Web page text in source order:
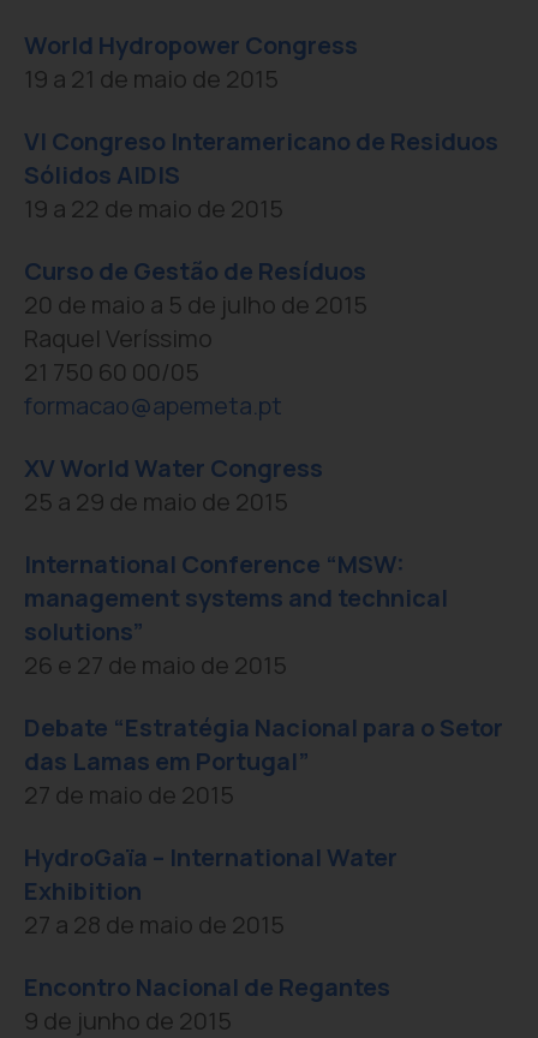
World Hydropower Congress
19 a 21 de maio de 2015
VI Congreso Interamericano de Residuos
Sólidos AIDIS
19 a 22 de maio de 2015
Curso de Gestão de Resíduos
20 de maio a 5 de julho de 2015
Raquel Veríssimo
21 750 60 00/05
formacao@apemeta.pt
XV World Water Congress
25 a 29 de maio de 2015
International Conference “MSW:
management systems and technical
solutions”
26 e 27 de maio de 2015
Debate “Estratégia Nacional para o Setor
das Lamas em Portugal”
27 de maio de 2015
HydroGaïa – International Water
Exhibition
27 a 28 de maio de 2015
Encontro Nacional de Regantes
9 de junho de 2015